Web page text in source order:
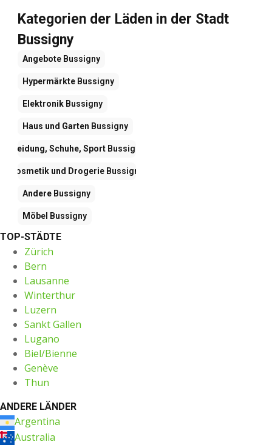
Kategorien der Läden in der Stadt
Bussigny
Angebote Bussigny
Hypermärkte Bussigny
Elektronik Bussigny
Haus und Garten Bussigny
Kleidung, Schuhe, Sport Bussigny
Kosmetik und Drogerie Bussigny
Andere Bussigny
Möbel Bussigny
TOP-STÄDTE
Zürich
Bern
Lausanne
Winterthur
Luzern
Sankt Gallen
Lugano
Biel/Bienne
Genève
Thun
ANDERE LÄNDER
Argentina
Australia